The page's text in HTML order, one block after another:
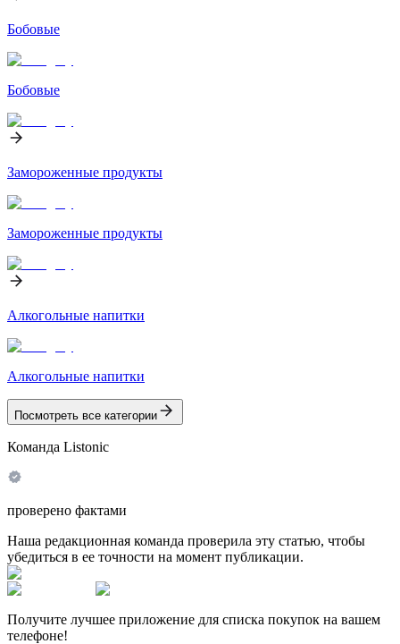
Бобовые
Бобовые
Замороженные продукты
Замороженные продукты
Алкогольные напитки
Алкогольные напитки
Посмотреть все категории
Команда Listonic
проверено фактами
Наша редакционная команда проверила эту статью, чтобы
убедиться в ее точности на момент публикации.
Получите лучшее приложение для списка покупок на вашем
телефоне!